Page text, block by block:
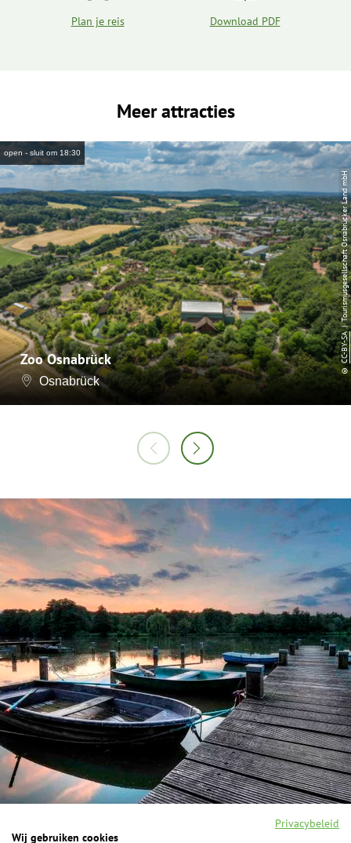
Plan je reis Download PDF
Meer attracties
open - sluit om 18:30
Zoo Osnabrück
Osnabrück
©
CC-BY-SA
| Tourismusgesellschaft Osnabrücker Land mbH
Privacybeleid
Wij gebruiken cookies